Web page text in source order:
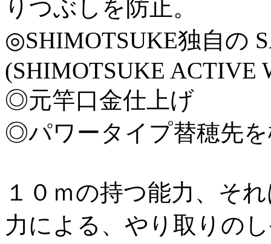
りつぶしを防止。
◎SHIMOTSUKE独自の
(SHIMOTSUKE ACTIVE
◎元竿口金仕上げ
◎パワータイプ替穂先
１０ｍの持つ能力、そ
力による、やり取りの